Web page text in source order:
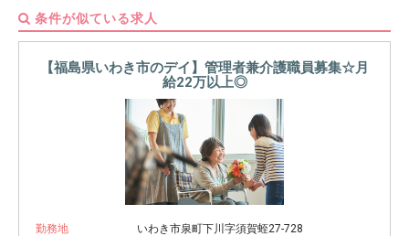
条件が似ている求人
【福島県いわき市のデイ】管理者兼介護職員募集☆月
給22万以上◎
勤務地 いわき市泉町下川字須賀蛭27-728